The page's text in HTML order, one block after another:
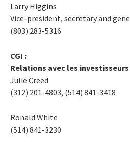
Larry Higgins
Vice-president, secretary and
(803) 283-5316
CGI :
Relations avec les investisseurs
Julie Creed
(312) 201-4803, (514) 841-3418
Ronald White
(514) 841-3230